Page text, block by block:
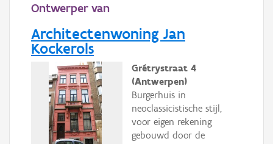
Ontwerper van
Architectenwoning Jan
Kockerols
Grétrystraat 4
(Antwerpen)
Burgerhuis in
neoclassicistische stijl,
voor eigen rekening
gebouwd door de